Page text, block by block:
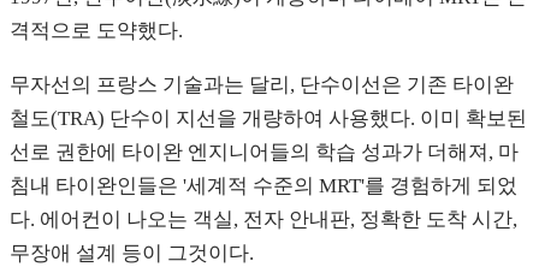
격적으로 도약했다.
무자선의 프랑스 기술과는 달리, 단수이선은 기존 타이완
철도(TRA) 단수이 지선을 개량하여 사용했다. 이미 확보된
선로 권한에 타이완 엔지니어들의 학습 성과가 더해져, 마
침내 타이완인들은 '세계적 수준의 MRT'를 경험하게 되었
다. 에어컨이 나오는 객실, 전자 안내판, 정확한 도착 시간,
무장애 설계 등이 그것이다.